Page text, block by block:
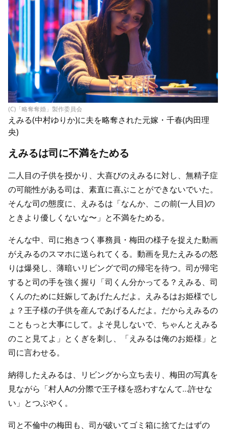
(C)「略奪奪婚」製作委員会
えみる(中村ゆりか)に夫を略奪された元嫁・千春(内田理
央)
えみるは司に不満をためる
二人目の子供を授かり、大喜びのえみるに対し、無精子症
の可能性がある司は、素直に喜ぶことができないでいた。
そんな司の態度に、えみるは「なんか、この前(一人目)の
ときより優しくないな〜」と不満をためる。
そんな中、司に抱きつく事務員・梅田の様子を捉えた動画
がえみるのスマホに送られてくる。動画を見たえみるの怒
りは爆発し、薄暗いリビングで司の帰宅を待つ。司が帰宅
すると司の手を強く握り「司くん分かってる？えみる、司
くんのために妊娠してあげたんだよ。えみるはお姫様でし
ょ？王子様の子供を産んであげるんだよ。だからえみるの
こともっと大事にして。よそ見しないで、ちゃんとえみる
のこと見てよ」とくぎを刺し、「えみるは俺のお姫様」と
司に言わせる。
納得したえみるは、リビングから立ち去り、梅田の写真を
見ながら「村人Aの分際で王子様を惑わすなんて…許せな
い」とつぶやく。
司と不倫中の梅田も、司が破いてゴミ箱に捨てたはずの